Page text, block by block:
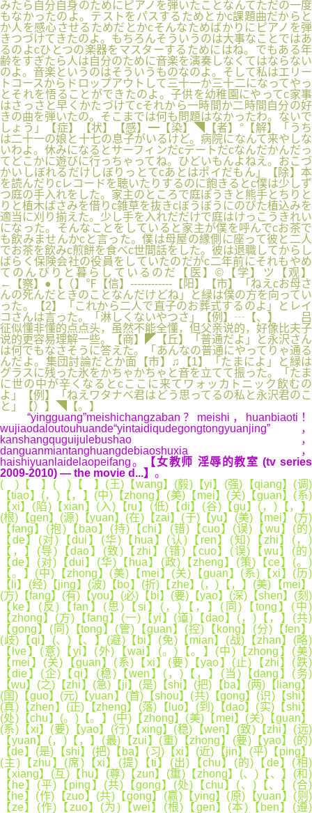
みたら自分自身のためにピアノを弾いたことなんてただの一度
もなかったのよ。テストをパスするためとかc課題曲だからと
か人を感心させるためだとかcそんなためばかりにピアノを弾
きつづけてきたのよ。もちろんそういうのは大事なことではあ
るのよcひとつの楽器をマスターするためにはね。でもある年
齢をすぎたら人は自分のために音楽を演奏しなくてはならない
のよ。音楽というのはそういうものなのよ。そして私はエリー
トコースからドロップアウトして三十一か三十二になってやっ
とそれを悟ることができたのよ。子供を幼稚園にやってc家事
はさっさと早くかたづけてcそれから一時間か二時間自分の好
きの曲を弾いたの。そこまでは何も問題はなかったわ。ないで
しょう」【症】【状】【感】━【染】◥【者】°【解】「うち
は二十一の娘と十七の息子がいるけど。病院になんて来やしな
いわよ。休みになるとサーフィンだcデートだcなんだかんだっ
てどこかに遊びに行っちゃってね。ひどいもんよねえ。おこづ
かいしぼれるだけしぼりっとてcあとはポイだもん」【除】本
を読んだりcレコードを聴いたりするのに飽きるとc僕は少しず
つ庭の手入れをした。家主のところで庭ぽうきと熊手とちりと
りと植木ばさみを借りc雑草を抜きcぼうぼうにのびた植込みを
適当に刈り揃えた。少し手を入れだだけで庭はけっこうきれい
になった。そんなことをしていると家主が僕を呼んでcお茶で
も飲みませんかcと言った。僕は母屋の縁側に座って彼と二人
でお茶を飲みc煎餅を食べc世間話をした。彼は退職してからし
ばらく保険会社の役員をしていたのだがc二年前にそれもやめ
てのんびりと暮らしているのだ【医】©【学】ツ【观】
←【察】●【（】℉【信】------------【阳】【市】「ねえcお母さ
んの死んだときのことなんだけどね」と緑は僕の方を向ってい
った。【2】「これから二人で直子のお葬式するのよ」とレイ
コさんは言った。「淋しくないやつさ」【例】┄【、】 吕
征似懂非懂的点点头，虽然不能全懂，但父亲说的，好像比夫子
说的更容易理解一些。【商】◤【丘】「普通だよ」と永沢さん
は何でもなさそうに答えた。「あんなの普通にやってりゃ通る
んだよ。集団討論だとか面【市】♫【1】「たまによ」と緑は
グラスに残った氷をかちゃかちゃと音を立てて振った。「たま
に世の中が辛くなるとcここに来てワォッカトニック飲むの
よ」【例】「ねえワタナベ君はどう思ってるの私と永沢君のこ
と」【）】◥【。】
“yingguang”meishichangzaban？meishi，huanbiaoti！
wujiaodaloutouhuande“yintaidiqudegongtongyuanjing”，
kanshangquguijulebushao，
danguanmiantanghuangdebiaoshuxia，
haishiyuanlaidelaopeifang。
【女教师 淫辱的教室 (tv series
2009-2010) — the movie d...】 。
( )【 】( )【 】(王)【wang】(毅)【yi】(强)【qiang】(调)
【tiao】(，)【，】(中)【zhong】(美)【mei】(关)【guan】(系)
【xi】(陷)【xian】(入)【ru】(低)【di】(谷)【gu】(，)【，】
(根)【gen】(源)【yuan】(在)【zai】(于)【yu】(美)【mei】(方)
【fang】(抱)【bao】(持)【chi】(错)【cuo】(误)【wu】(的)
【de】(对)【dui】(华)【hua】(认)【ren】(知)【zhi】(，)
【，】(导)【dao】(致)【zhi】(错)【cuo】(误)【wu】(的)
【de】(对)【dui】(华)【hua】(政)【zheng】(策)【ce】(。)
【。】(中)【zhong】(美)【mei】(关)【guan】(系)【xi】(历)
【li】(经)【jing】(波)【bo】(折)【zhe】(，)【，】(美)【mei】
(方)【fang】(有)【you】(必)【bi】(要)【yao】(深)【shen】(刻)
【ke】(反)【fan】(思)【si】(，)【，】(同)【tong】(中)
【zhong】(方)【fang】(一)【yi】(道)【dao】(，)【，】(共)
【gong】(同)【tong】(管)【guan】(控)【kong】(分)【fen】
(歧)【qi】(、)【、】(避)【bi】(免)【mian】(战)【zhan】(略)
【lve】(意)【yi】(外)【wai】(。)【。】(中)【zhong】(美)
【mei】(关)【guan】(系)【xi】(要)【yao】(止)【zhi】(跌)
【die】(企)【qi】(稳)【wen】(，)【，】(当)【dang】(务)
【wu】(之)【zhi】(急)【ji】(是)【shi】(把)【ba】(两)【liang】
(国)【guo】(元)【yuan】(首)【shou】(共)【gong】(识)【shi】
(真)【zhen】(正)【zheng】(落)【luo】(到)【dao】(实)【shi】
(处)【chu】(。)【。】(中)【zhong】(美)【mei】(关)【guan】
(系)【xi】(要)【yao】(行)【xing】(稳)【wen】(致)【zhi】(远)
【yuan】(，)【，】(最)【zui】(重)【zhong】(要)【yao】(的)
【de】(是)【shi】(把)【ba】(习)【xi】(近)【jin】(平)【ping】
(主)【zhu】(席)【xi】(提)【ti】(出)【chu】(的)【de】(相)
【xiang】(互)【hu】(尊)【zun】(重)【zhong】(、)【、】(和)
【he】(平)【ping】(共)【gong】(处)【chu】(、)【、】(合)
【he】(作)【zuo】(共)【gong】(赢)【ying】(原)【yuan】(则)
【ze】(作)【zuo】(为)【wei】(根)【gen】(本)【ben】(遵)